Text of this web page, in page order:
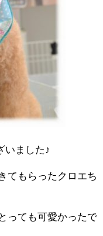
いました♪
てもらったクロエち
っても可愛かったで